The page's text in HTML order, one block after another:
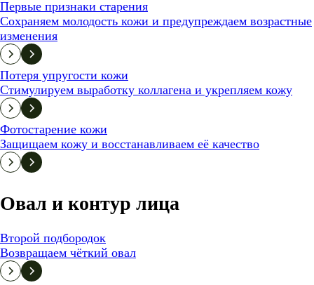
Первые признаки старения
Сохраняем молодость кожи и предупреждаем возрастные
изменения
Потеря упругости кожи
Стимулируем выработку коллагена и укрепляем кожу
Фотостарение кожи
Защищаем кожу и восстанавливаем её качество
Овал и контур лица
Второй подбородок
Возвращаем чёткий овал